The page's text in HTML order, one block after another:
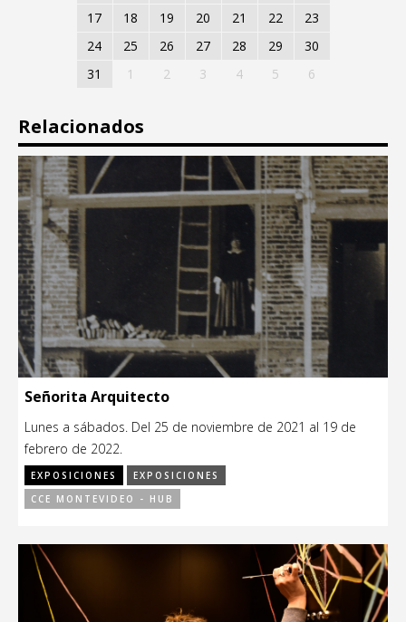
17
18 19 20 21 22
23
24
25 26 27 28 29
30
31
1 2 3 4 5 6
Relacionados
Señorita Arquitecto
Lunes a sábados. Del 25 de noviembre de 2021 al 19 de
febrero de 2022.
EXPOSICIONES
EXPOSICIONES
CCE MONTEVIDEO - HUB